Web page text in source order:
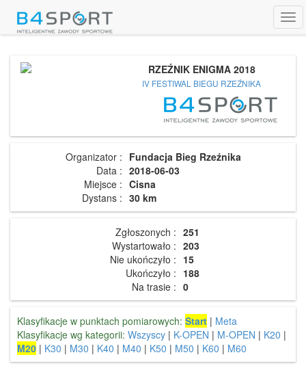
RZEŹNIK ENIGMA 2018
IV FESTIWAL BIEGU RZEŹNIKA
Organizator : Fundacja Bieg Rzeźnika
Data : 2018-06-03
Miejsce : Cisna
Dystans : 30 km
Zgłoszonych : 251
Wystartowało : 203
Nie ukończyło : 15
Ukończyło : 188
Na trasie : 0
Klasyfikacje w punktach pomiarowych: Start | Meta
Klasyfikacje wg kategorii: Wszyscy | K-OPEN | M-OPEN | K20 |
M20 | K30 | M30 | K40 | M40 | K50 | M50 | K60 | M60